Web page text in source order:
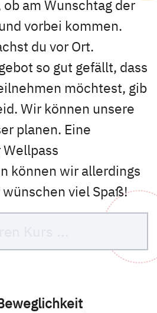
am Wunschtag der
vorbei kommen.
du vor Ort.
so gut gefällt, dass
möchtest, gib
Wir können unsere
planen. Eine
können wir allerdings
viel Spaß!
Fachbereiches